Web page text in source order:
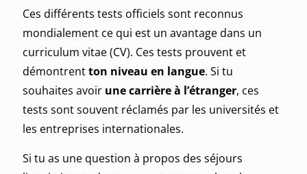
Ces différents tests officiels sont reconnus
mondialement ce qui est un avantage dans un
curriculum vitae (CV). Ces tests prouvent et
démontrentton niveau en langue. Si tu
souhaites avoir une carrière à l’étranger, ces
tests sont souvent réclamés par les universités et
les entreprises internationales.
Si tu as une question à propos des séjours